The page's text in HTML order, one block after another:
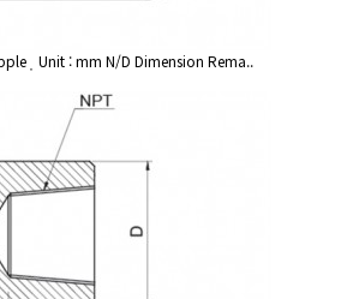
Unit : mm N/D Dimension Rema..